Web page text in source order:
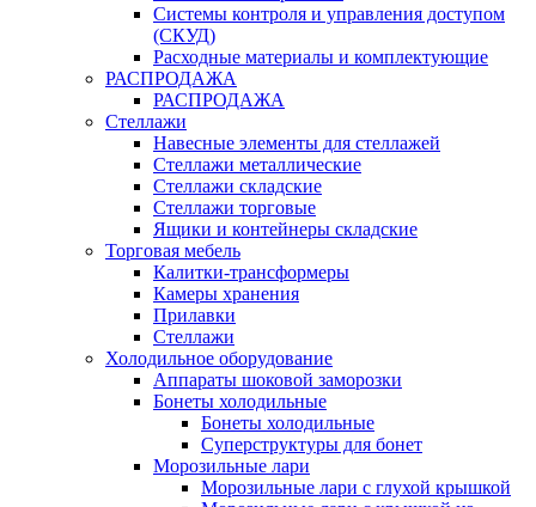
Системы контроля и управления доступом
(СКУД)
Расходные материалы и комплектующие
РАСПРОДАЖА
РАСПРОДАЖА
Стеллажи
Навесные элементы для стеллажей
Стеллажи металлические
Стеллажи складские
Стеллажи торговые
Ящики и контейнеры складские
Торговая мебель
Калитки-трансформеры
Камеры хранения
Прилавки
Стеллажи
Холодильное оборудование
Аппараты шоковой заморозки
Бонеты холодильные
Бонеты холодильные
Суперструктуры для бонет
Морозильные лари
Морозильные лари с глухой крышкой